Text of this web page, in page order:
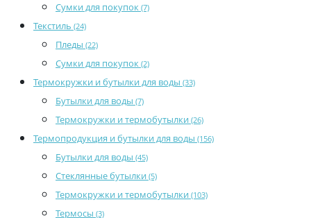
Сумки для покупок (7)
Текстиль (24)
Пледы (22)
Сумки для покупок (2)
Термокружки и бутылки для воды (33)
Бутылки для воды (7)
Термокружки и термобутылки (26)
Термопродукция и бутылки для воды (156)
Бутылки для воды (45)
Стеклянные бутылки (5)
Термокружки и термобутылки (103)
Термосы (3)